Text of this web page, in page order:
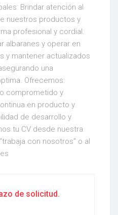
Brindar atención al
nuestros productos y
profesional y cordial.
albaranes y operar en
y mantener actualizados
una
Ofrecemos:
comprometido y
en producto y
de desarrollo y
tu CV desde nuestra
con nosotros” o al
de solicitud.